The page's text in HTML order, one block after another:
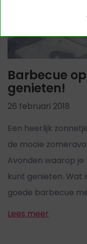
Barbecue
genieten!
26 februari 2018
Een heerlijk
de mooie
Avonden waarop
kunt genieten. Wat
goede barbecue
Lees meer